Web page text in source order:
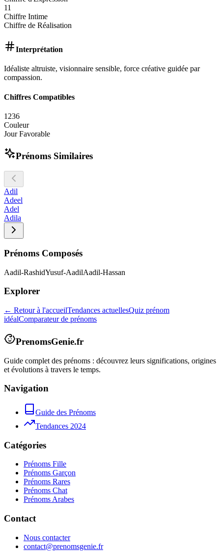
11
Chiffre Intime
Chiffre de Réalisation
Interprétation
Idéaliste altruiste, visionnaire sensible, force créative guidée par
compassion.
Chiffres Compatibles
1 236
Couleur
Jour Favorable
Prénoms Similaires
Adil
Adeel
Adel
Adila
Prénoms Composés
Aadil-RashidYusuf-AadilAadil-Hassan
Explorer
← Retour à l'accueilTendances actuellesQuiz prénom
idéalComparateur de prénoms
PrenomsGenie.fr
Guide complet des prénoms : découvrez leurs significations, origines
et évolutions à travers le temps.
Navigation
Guide des Prénoms
Tendances 2024
Catégories
Prénoms Fille
Prénoms Garçon
Prénoms Rares
Prénoms Chat
Prénoms Arabes
Contact
Nous contacter
contact@prenomsgenie.fr